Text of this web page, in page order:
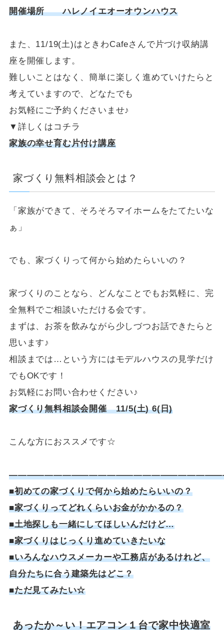
開催場所 ハレノイエオーオウンハウス
また、11/19(土)はときわCafeさんで片づけ収納講
座を開催します。
難しいことはなく、簡単に楽しく進めていけたらと
考えていますので、どなたでも
お気軽にご予約くださいませ♪
▼詳しくはコチラ
家族の幸せ育む片付け講座
家づくり無料相談会とは？
「家族ができて、そろそろマイホームをたてたいな
ぁ」
でも、家づくりって何から始めたらいいの？
家づくりのことなら、どんなことでもお気軽に、完
全無料でご相談いただける会です。
まずは、お茶を飲みながら少しづつお話できたらと
思います♪
相談までは…という方にはモデルハウスの見学だけ
でもOKです！
お気軽にお問い合わせください♪
家づくり無料相談会開催 11/5(土) 6(日)
こんな方におススメです☆
■初めての家づくりで何から始めたらいいの？
■家づくりってどれくらいお金がかかるの？
■土地探しも一緒にしてほしいんだけど…
■家づくりはじっくり進めていきたいな
■いろんなハウスメーカーや工務店があるけれど、
自分たちに合う建築先はどこ？
■ただ見てみたい☆
あったか～い！エアコン１台で家中快適室